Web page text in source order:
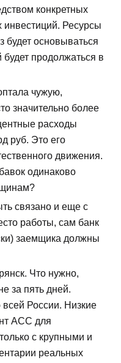
конкретных
инвестиций. Ресурсы
будет основываться
продолжаться в
чужую,
значительно более
расходы
руб. Это его
движения.
одинаково
связано и еще с
работы, сам банк
заемщика должны
Что нужно,
за пять дней.
России. Низкие
ACC для
с крупными и
реальных